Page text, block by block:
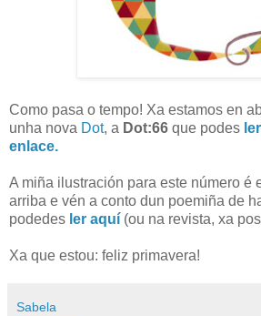
Como pasa o tempo! Xa estamos en
unha nova Dot, a Dot:66 que podes
enlace.
A miña ilustración para este número é
arriba e vén a conto dun poemiña de
podedes ler aquí (ou na revista, xa
Xa que estou: feliz primavera!
Sabela